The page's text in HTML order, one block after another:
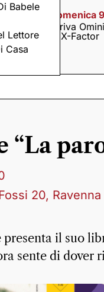
Babele
Lettore
Casa
Domenica
Arriva
di X-Factor
“La
20, Ravenna
il suo
sente di dover